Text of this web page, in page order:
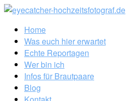
Home
Was euch hier erwartet
Echte Reportagen
Wer bin ich
Infos für Brautpaare
Blog